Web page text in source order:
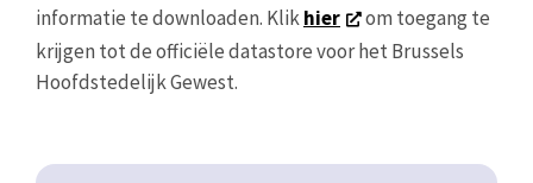
informatie te downloaden. Klikhier
om toegang te
krijgen tot de officiële datastore voor het Brussels
Hoofdstedelijk Gewest.